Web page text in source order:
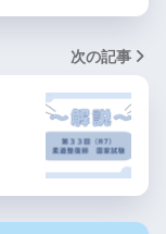
次の記事